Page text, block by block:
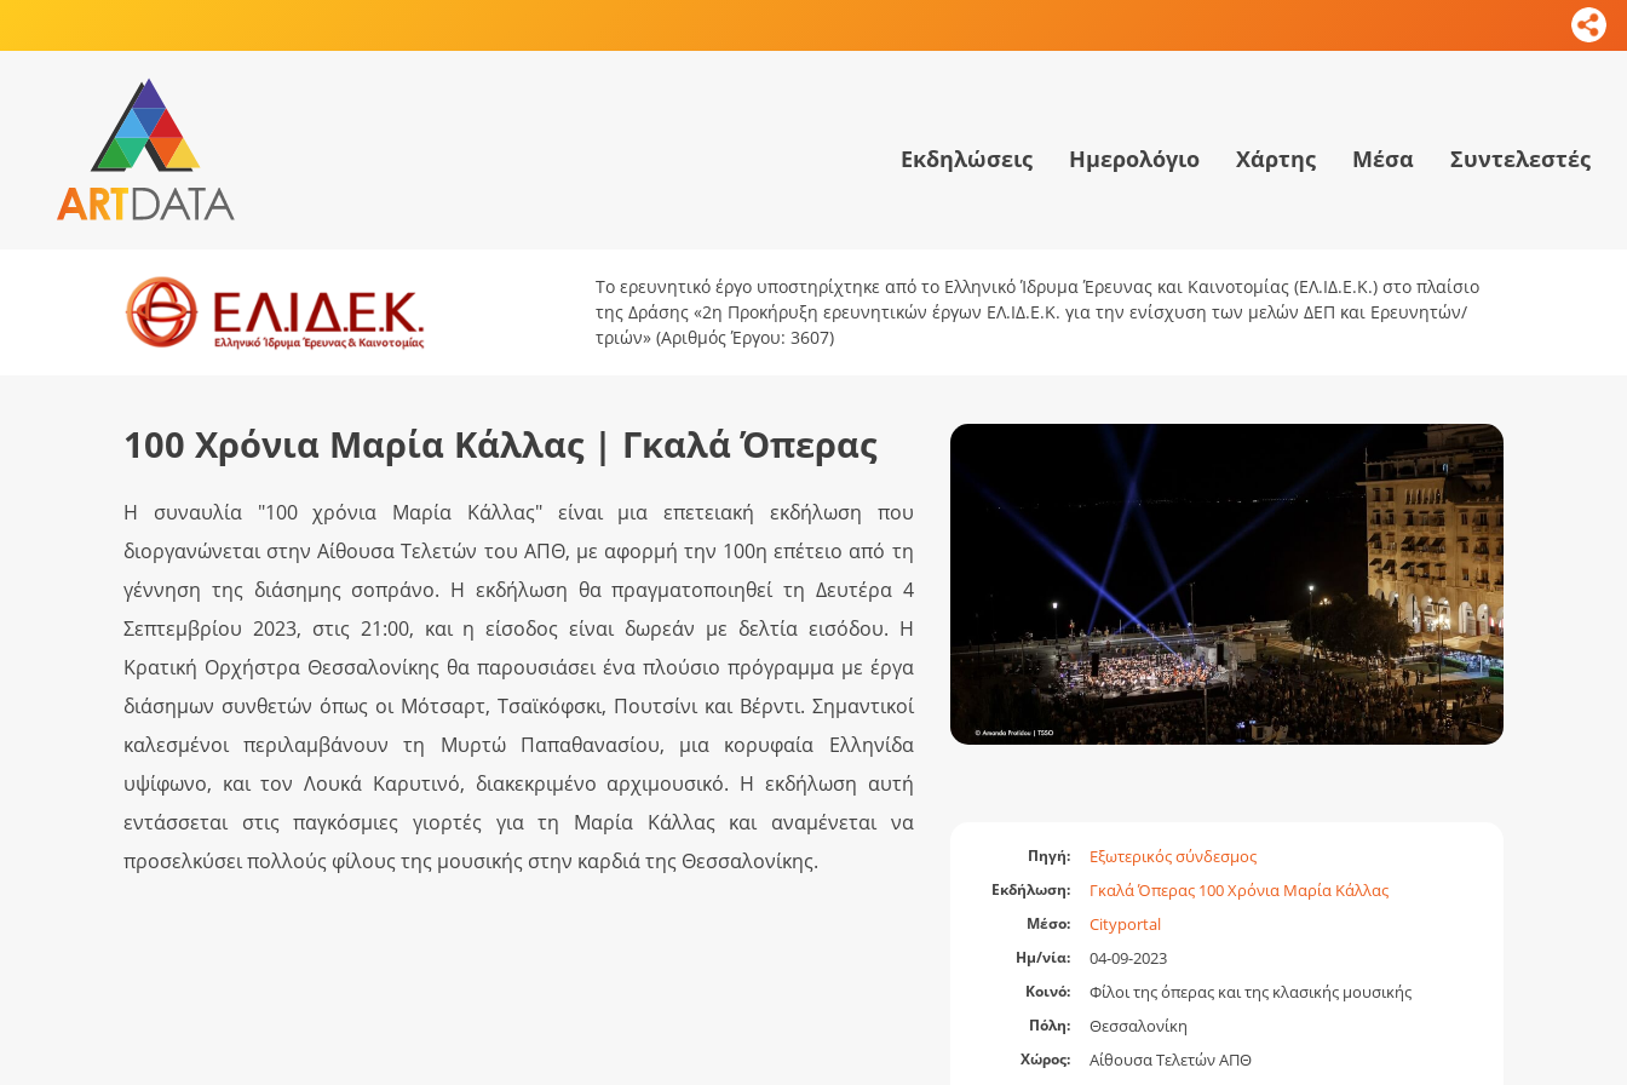
Εκδηλώσεις Ημερολόγιο Χάρτης Μέσα Συντελεστές
Το ερευνητικό έργο υποστηρίχτηκε από το Ελληνικό Ίδρυμα Έρευνας και Καινοτομίας (ΕΛ.ΙΔ.Ε.Κ.) στο πλαίσιο
της Δράσης «2η Προκήρυξη ερευνητικών έργων ΕΛ.ΙΔ.Ε.Κ. για την ενίσχυση των μελών ΔΕΠ και Ερευνητών/
τριών» (Αριθμός Έργου: 3607)
100 Χρόνια Μαρία Κάλλας | Γκαλά Όπερας
Η συναυλία "100 χρόνια Μαρία Κάλλας" είναι μια επετειακή εκδήλωση που
διοργανώνεται στην Αίθουσα Τελετών του ΑΠΘ, με αφορμή την 100η επέτειο από τη
γέννηση της διάσημης σοπράνο. Η εκδήλωση θα πραγματοποιηθεί τη Δευτέρα 4
Σεπτεμβρίου 2023, στις 21:00, και η είσοδος είναι δωρεάν με δελτία εισόδου. Η
Κρατική Ορχήστρα Θεσσαλονίκης θα παρουσιάσει ένα πλούσιο πρόγραμμα με έργα
διάσημων συνθετών όπως οι Μότσαρτ, Τσαϊκόφσκι, Πουτσίνι και Βέρντι. Σημαντικοί
καλεσμένοι περιλαμβάνουν τη Μυρτώ Παπαθανασίου, μια κορυφαία Ελληνίδα
υψίφωνο, και τον Λουκά Καρυτινό, διακεκριμένο αρχιμουσικό. Η εκδήλωση αυτή
εντάσσεται στις παγκόσμιες γιορτές για τη Μαρία Κάλλας και αναμένεται να
προσελκύσει πολλούς φίλους της μουσικής στην καρδιά της Θεσσαλονίκης.
Πηγή: Εξωτερικός σύνδεσμος
Εκδήλωση: Γκαλά Όπερας 100 Χρόνια Μαρία Κάλλας
Μέσο: Cityportal
Ημ/νία: 04-09-2023
Κοινό: Φίλοι της όπερας και της κλασικής μουσικής
Πόλη: Θεσσαλονίκη
Χώρος: Αίθουσα Τελετών ΑΠΘ